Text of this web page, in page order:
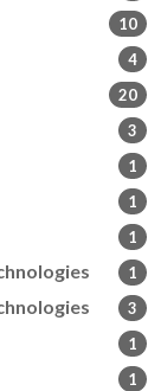
10
4
20
3
1
1
1
1
3
1
1